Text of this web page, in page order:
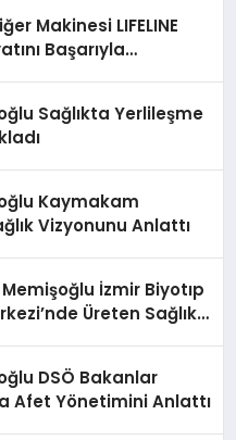
Makinesi LIFELINE
Başarıyla
Sağlıkta Yerlileşme
Kaymakam
Vizyonunu Anlattı
Memişoğlu İzmir Biyotıp
Üreten Sağlık
DSÖ Bakanlar
Afet Yönetimini Anlattı